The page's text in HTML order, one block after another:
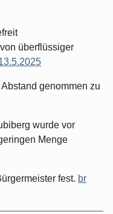
überflüssiger
genommen zu
wurde vor
Menge
fest. br